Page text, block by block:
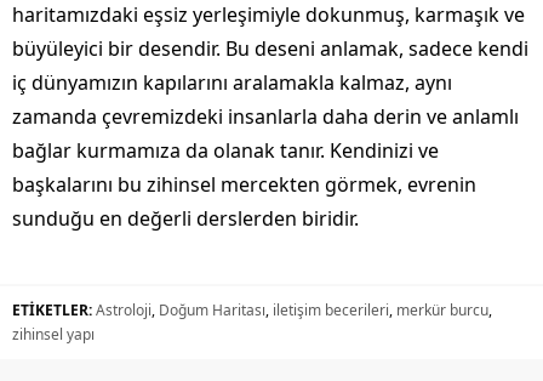
haritamızdaki eşsiz yerleşimiyle dokunmuş, karmaşık ve
büyüleyici bir desendir. Bu deseni anlamak, sadece kendi
iç dünyamızın kapılarını aralamakla kalmaz, aynı
zamanda çevremizdeki insanlarla daha derin ve anlamlı
bağlar kurmamıza da olanak tanır. Kendinizi ve
başkalarını bu zihinsel mercekten görmek, evrenin
sunduğu en değerli derslerden biridir.
ETİKETLER:Astroloji, Doğum Haritası, iletişim becerileri, merkür burcu,
zihinsel yapı